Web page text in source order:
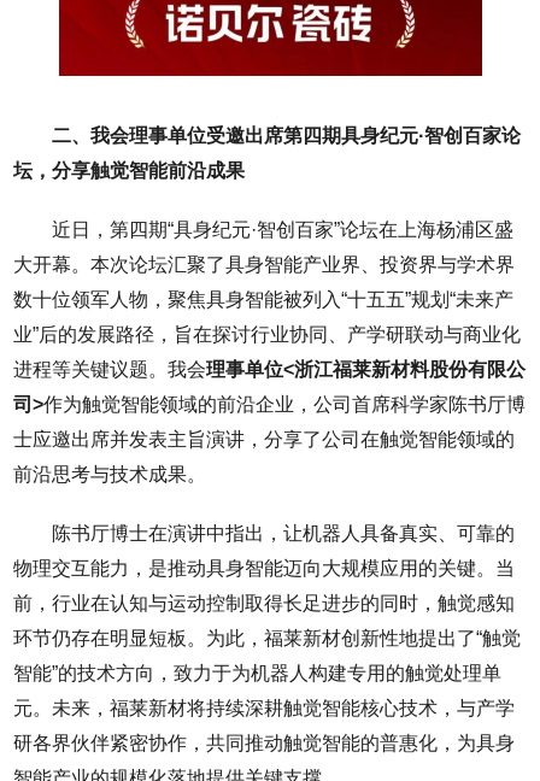
二、我会理事单位受邀出席第四期具身纪元·智创百家论
坛，分享触觉智能前沿成果
近日，第四期“具身纪元·智创百家”论坛在上海杨浦区盛
大开幕。本次论坛汇聚了具身智能产业界、投资界与学术界
数十位领军人物，聚焦具身智能被列入“十五五”规划“未来产
业”后的发展路径，旨在探讨行业协同、产学研联动与商业化
进程等关键议题。我会理事单位<浙江福莱新材料股份有限公
司>作为触觉智能领域的前沿企业，公司首席科学家陈书厅博
士应邀出席并发表主旨演讲，分享了公司在触觉智能领域的
前沿思考与技术成果。
陈书厅博士在演讲中指出，让机器人具备真实、可靠的
物理交互能力，是推动具身智能迈向大规模应用的关键。当
前，行业在认知与运动控制取得长足进步的同时，触觉感知
环节仍存在明显短板。为此，福莱新材创新性地提出了“触觉
智能”的技术方向，致力于为机器人构建专用的触觉处理单
元。未来，福莱新材将持续深耕触觉智能核心技术，与产学
研各界伙伴紧密协作，共同推动触觉智能的普惠化，为具身